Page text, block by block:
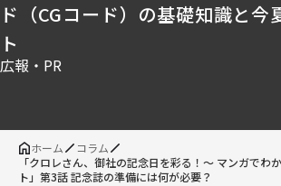
ド（CGコード）の基礎知識と今
ト
広報・PR
ホーム
コラム
「クロレさん、御社の記念日を彩る！～ マンガでわ
ト」第3話 記念誌の準備には何が必要？